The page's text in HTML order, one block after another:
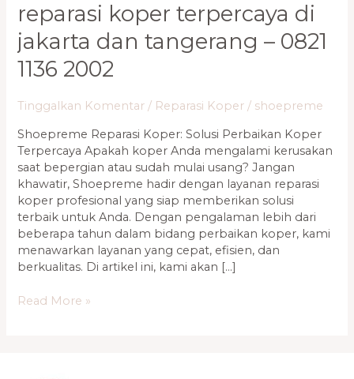
reparasi koper terpercaya di
jakarta dan tangerang – 0821
1136 2002
Tinggalkan Komentar / Reparasi Koper / shoepreme
Shoepreme Reparasi Koper: Solusi Perbaikan Koper
Terpercaya Apakah koper Anda mengalami kerusakan
saat bepergian atau sudah mulai usang? Jangan
khawatir, Shoepreme hadir dengan layanan reparasi
koper profesional yang siap memberikan solusi
terbaik untuk Anda. Dengan pengalaman lebih dari
beberapa tahun dalam bidang perbaikan koper, kami
menawarkan layanan yang cepat, efisien, dan
berkualitas. Di artikel ini, kami akan […]
Read More »